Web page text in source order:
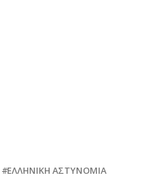
ΕΛΛΗΝΙΚΉ ΑΣΤΥΝΟΜΊΑ